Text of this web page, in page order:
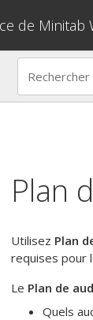
de Minitab
Plan
Utilisez Plan
requises pour
Le Plan de
Quels